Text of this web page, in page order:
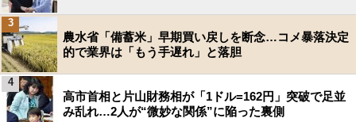
農水省「備蓄米」早期買い戻しを断念…コメ暴落決定
的で業界は「もう手遅れ」と落胆
3
高市首相と片山財務相が「1ドル=162円」突破で足並
み乱れ…2人が“微妙な関係”に陥った裏側
4